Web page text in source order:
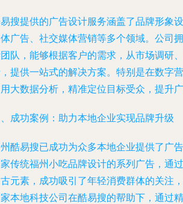
搜提供的广告设计服务涵盖了品牌形象
广告、社交媒体营销等多个领域。公司
队，能够根据客户的需求，从市场调研
提供一站式的解决方案。特别是在数字
大数据分析，精准定位目标受众，提升广
成功案例：助力本地企业实现品牌升级
酷易搜已成功为众多本地企业提供了广
传统福州小吃品牌设计的系列广告，通
元素，成功吸引了年轻消费群体的关注
本地科技公司在酷易搜的帮助下，通过